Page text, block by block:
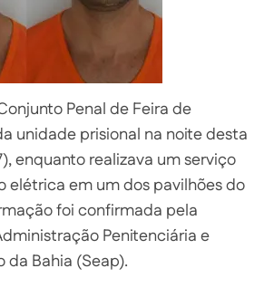
Penal de Feira de
unidade prisional na noite desta
enquanto realizava um serviço
elétrica em um dos pavilhões do
foi confirmada pela
Penitenciária e
da Bahia (Seap).